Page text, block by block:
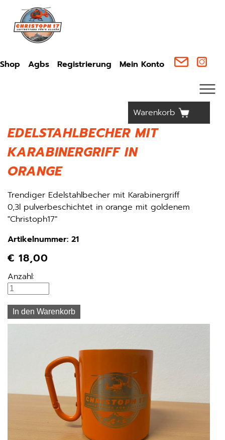
Shop Agbs Registrierung Mein Konto
Warenkorb
EDELSTAHLBECHER MIT
KARABINERGRIFF IN
ORANGE
Trendiger Edelstahlbecher mit Karabinergriff
0,3l pulverbeschichtet in orange mit goldenem
"Christoph17"
Artikelnummer: 21
€ 18,00
Anzahl: